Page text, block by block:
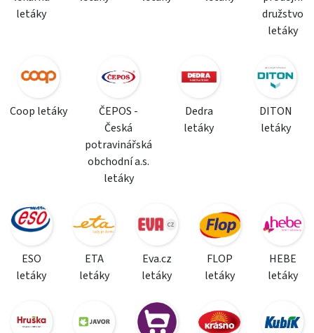
letáky
družstvo
letáky
Coop letáky
ČEPOS -
Česká
potravinářská
obchodní a.s.
letáky
Dedra
letáky
DITON
letáky
ESO
letáky
ETA
letáky
Eva.cz
letáky
FLOP
letáky
HEBE
letáky